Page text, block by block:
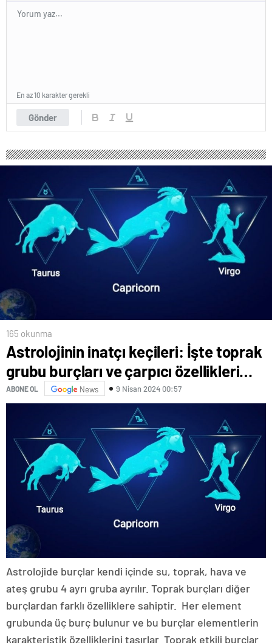
Gönder
En az 10 karakter gerekli
165 okunma
Astrolojinin inatçı keçileri: İşte toprak
grubu burçları ve çarpıcı özellikleri…
ABONE OL News 9 Nisan 2024 00:57
Astrolojide burçlar kendi içinde su, toprak, hava ve
ateş grubu 4 ayrı gruba ayrılır. Toprak burçları diğer
burçlardan farklı özelliklere sahiptir. Her element
grubunda üç burç bulunur ve bu burçlar elementlerin
karakteristik özelliklerini taşırlar. Toprak etkili burçlar